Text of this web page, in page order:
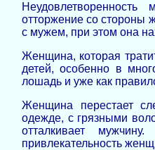
отторжение со стороны
с мужем, при этом она
Женщина, которая
детей, особенно в
лошадь и уже как
Женщина перестает
одежде, с грязными
отталкивает
привлекательность